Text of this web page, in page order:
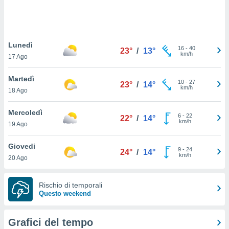
In
ti
per
nel
utilizzati
o
Lunedì
17 Ago
23° / 13° 16- 40
km/h
Martedì
18 Ago
23° / 14° 10- 27
km/h
Mercoledì
19 Ago
22° / 14° 6- 22
km/h
Giovedi
20 Ago
24° / 14° 9- 24
km/h
Rischio di temporali
Questo weekend
Grafici del tempo